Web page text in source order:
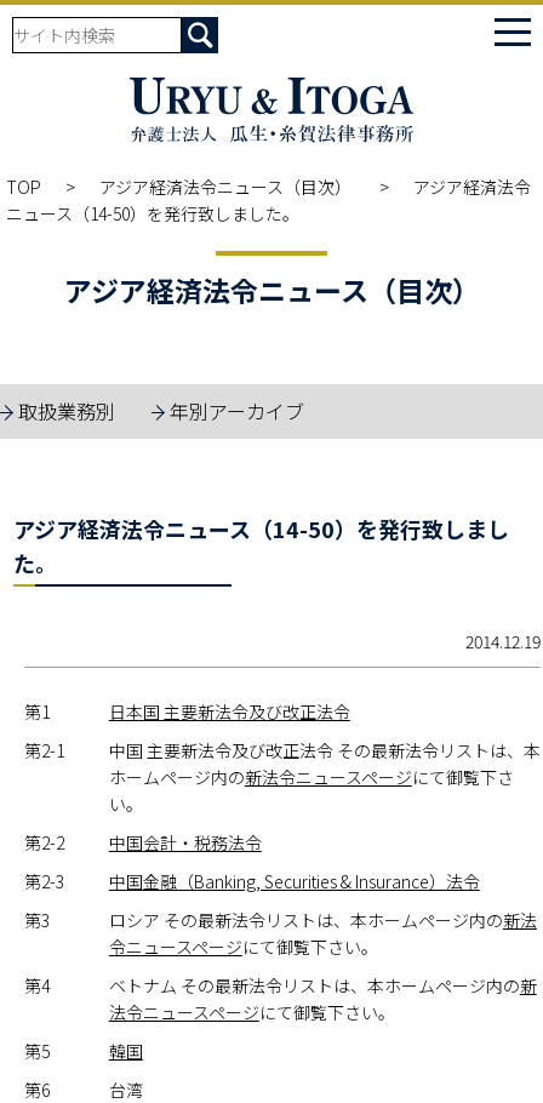
TOP アジア経済法令ニュース（目次）
アジア経済法令
ニュース（14-50）を発行致しました。
アジア経済法令ニュース（目次）
取扱業務別 年別アーカイブ
アジア経済法令ニュース（14-50）を発行致しまし
た。
2014.12.19
第1
日本国 主要新法令及び改正法令
第2-1
中国 主要新法令及び改正法令 その最新法令リストは、本
ホームページ内の新法令ニュースページにて御覧下さ
い。
第2-2
中国会計・税務法令
第2-3
中国金融（Banking, Securities & Insurance）法令
第3
ロシア その最新法令リストは、本ホームページ内の新法
令ニュースページにて御覧下さい。
第4
ベトナム その最新法令リストは、本ホームページ内の新
法令ニュースページにて御覧下さい。
第5
韓国
第6
台湾